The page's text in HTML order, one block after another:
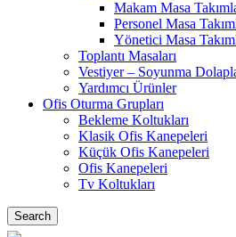
Makam Masa
Personel Masa
Yönetici Masa
Toplantı Masaları
Vestiyer – Soyunma
Yardımcı Ürünler
Ofis Oturma Grupları
Bekleme Koltukları
Klasik Ofis Kanepeleri
Küçük Ofis Kanepeleri
Ofis Kanepeleri
Tv Koltukları
Search